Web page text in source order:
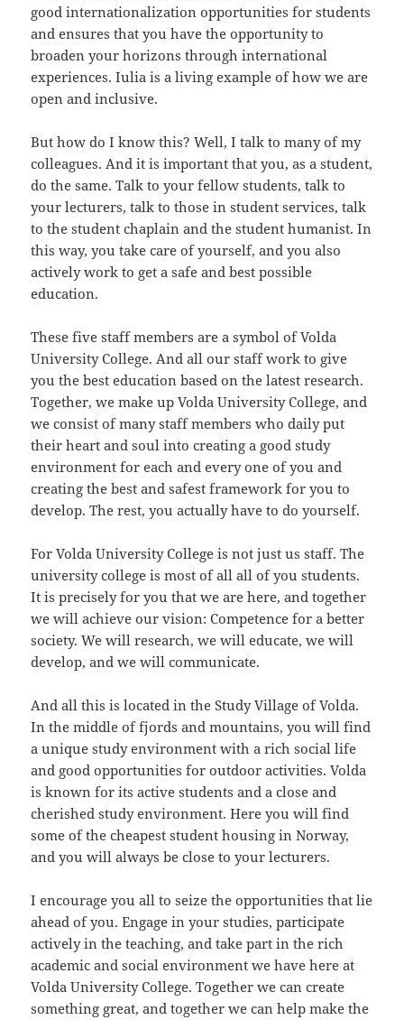
good internationalization opportunities for students
and ensures that you have the opportunity to
broaden your horizons through international
experiences. Iulia is a living example of how we are
open and inclusive.
But how do I know this? Well, I talk to many of my
colleagues. And it is important that you, as a student,
do the same. Talk to your fellow students, talk to
your lecturers, talk to those in student services, talk
to the student chaplain and the student humanist. In
this way, you take care of yourself, and you also
actively work to get a safe and best possible
education.
These five staff members are a symbol of Volda
University College. And all our staff work to give
you the best education based on the latest research.
Together, we make up Volda University College, and
we consist of many staff members who daily put
their heart and soul into creating a good study
environment for each and every one of you and
creating the best and safest framework for you to
develop. The rest, you actually have to do yourself.
For Volda University College is not just us staff. The
university college is most of all all of you students.
It is precisely for you that we are here, and together
we will achieve our vision: Competence for a better
society. We will research, we will educate, we will
develop, and we will communicate.
And all this is located in the Study Village of Volda.
In the middle of fjords and mountains, you will find
a unique study environment with a rich social life
and good opportunities for outdoor activities. Volda
is known for its active students and a close and
cherished study environment. Here you will find
some of the cheapest student housing in Norway,
and you will always be close to your lecturers.
I encourage you all to seize the opportunities that lie
ahead of you. Engage in your studies, participate
actively in the teaching, and take part in the rich
academic and social environment we have here at
Volda University College. Together we can create
something great, and together we can help make the